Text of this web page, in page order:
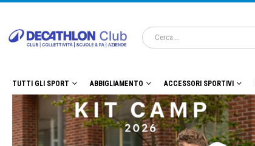
TUTTI GLI SPORT ABBIGLIAMENTO ACCESSORI SPORTIVI